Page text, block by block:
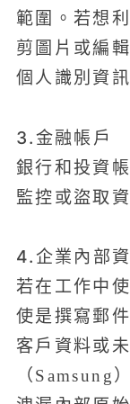
範圍。若想
剪圖片或編
個人識別資訊
3.金融帳戶
銀行和投資
監控或盜取資
4.企業內部
若在工作中
使是撰寫郵
客戶資料或
（Samsung